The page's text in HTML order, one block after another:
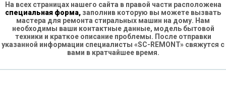
На всех страницах нашего сайта в правой части расположена
специальная форма, заполнив которую вы можете вызвать
мастера для ремонта стиральных машин на дому. Нам
необходимы ваши контактные данные, модель бытовой
техники и краткое описание проблемы. После отправки
указанной информации специалисты «SC-REMONT» свяжутся с
вами в кратчайшее время.